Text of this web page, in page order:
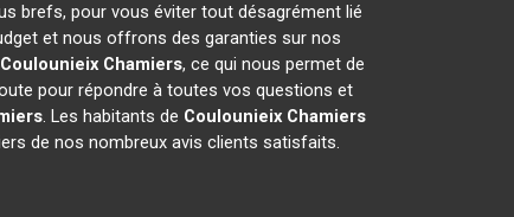
brefs, pour vous éviter tout désagrément lié
et nous offrons des garanties sur nos
Coulounieix Chamiers, ce qui nous permet de
pour répondre à toutes vos questions et
. Les habitants de Coulounieix Chamiers
de nos nombreux avis clients satisfaits.